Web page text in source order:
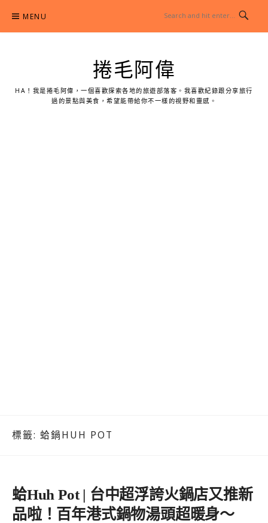
content
MENU
捲毛阿偉
HA！我是捲毛阿偉，一個喜歡探索各地的旅遊部落客。我喜歡紀錄跟分享旅行
過的景點與美食，希望能帶給你不一樣的視野和靈感。
標籤: 蛤鍋HUH POT
蛤Huh Pot | 台中超浮誇火鍋店又推新
品啦！百年港式鍋物湯頭超暖身～